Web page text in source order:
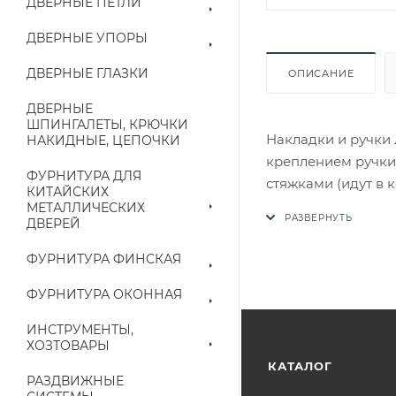
ДВЕРНЫЕ УПОРЫ
ДВЕРНЫЕ ГЛАЗКИ
ДВЕРНЫЕ
ШПИНГАЛЕТЫ, КРЮЧКИ
НАКИДНЫЕ, ЦЕПОЧКИ
ФУРНИТУРА ДЛЯ
КИТАЙСКИХ
МЕТАЛЛИЧЕСКИХ
ДВЕРЕЙ
ФУРНИТУРА ФИНСКАЯ
ФУРНИТУРА ОКОННАЯ
ИНСТРУМЕНТЫ,
ХОЗТОВАРЫ
РАЗДВИЖНЫЕ
ОПИСАНИЕ
Накладки и
креплением
стяжками (идут в
наличие на
КАТАЛОГ